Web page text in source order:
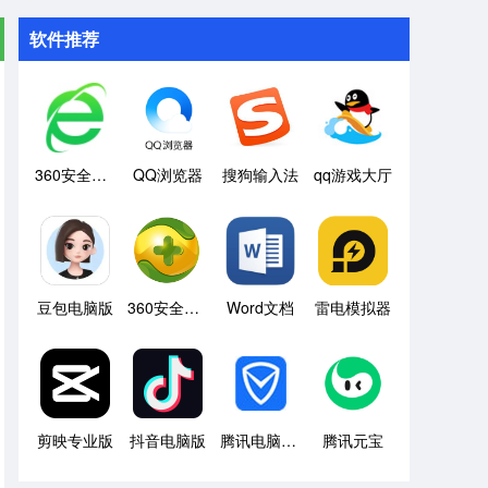
软件推荐
360安全浏览器 QQ浏览器 搜狗输入法 qq游戏大厅
豆包电脑版 360安全卫士 Word文档 雷电模拟器
剪映专业版 抖音电脑版 腾讯电脑管家 腾讯元宝